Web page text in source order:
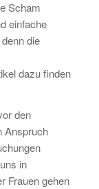
Scham
einfache
die
dazu finden
den
Anspruch
in
Frauen gehen